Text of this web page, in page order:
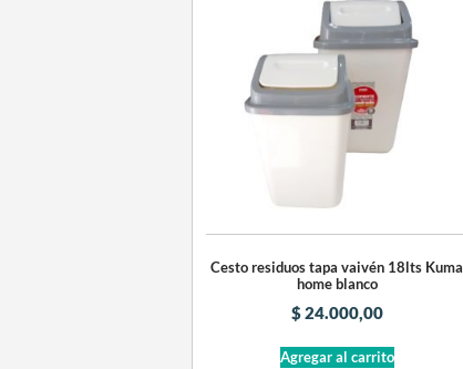
Cesto residuos tapa vaivén 18lts Kuma
home blanco
$24.000,00
Agregar al carrito